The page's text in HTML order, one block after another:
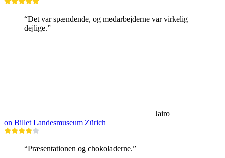
“Det var spændende, og medarbejderne var virkelig
dejlige.”
Jairo
on Billet Landesmuseum Zürich
“Præsentationen og chokoladerne.”